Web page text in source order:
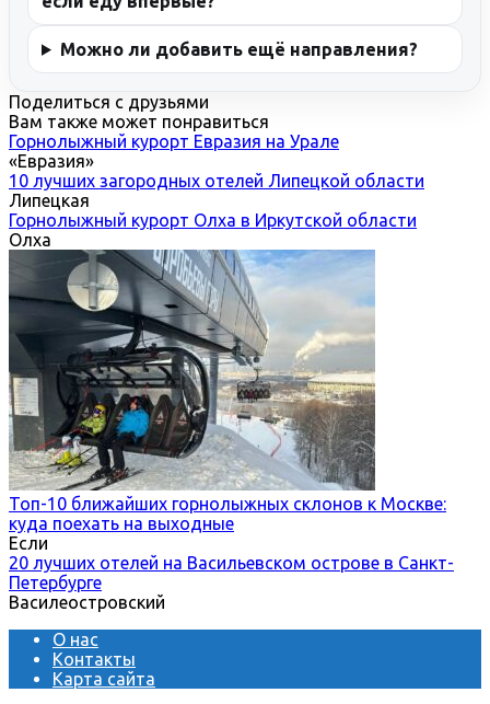
Можно ли добавить ещё направления?
Поделиться с друзьями
Вам также может понравиться
Горнолыжный курорт Евразия на Урале
«Евразия»
10 лучших загородных отелей Липецкой области
Липецкая
Горнолыжный курорт Олха в Иркутской области
Олха
Топ-10 ближайших горнолыжных склонов к Москве:
куда поехать на выходные
Если
20 лучших отелей на Васильевском острове в Санкт-
Петербурге
Василеостровский
О нас
Контакты
Карта сайта